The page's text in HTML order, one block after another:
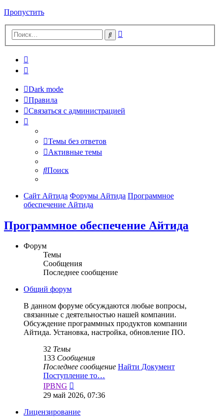
Пропустить
Поиск
Dark mode
Правила
Связаться с администрацией
Темы без ответов
Активные темы
Поиск
Сайт Айтида Форумы Айтида Программное
обеспечение Айтида
Программное обеспечение Айтида
Форум
Темы
Сообщения
Последнее сообщение
Общий форум
В данном форуме обсуждаются любые вопросы,
связанные с деятельностью нашей компании.
Обсуждение программных продуктов компании
Айтида. Установка, настройка, обновление ПО.
32 Темы
133 Сообщения
Последнее сообщение Найти Документ
Поступление то…
IPBNG
к
последнему
сообщению
29 май 2026, 07:36
Лицензирование